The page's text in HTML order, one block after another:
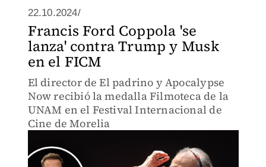
22.10.2024/
Francis Ford Coppola 'se
lanza' contra Trump y Musk
en el FICM
El director de El padrino y Apocalypse
Now recibió la medalla Filmoteca de la
UNAM en el Festival Internacional de
Cine de Morelia